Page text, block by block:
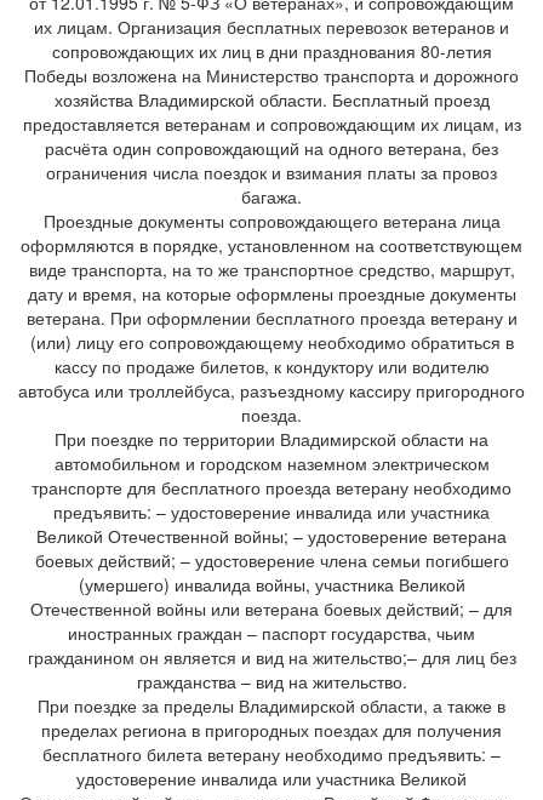
их лицам. Организация бесплатных перевозок ветеранов и
сопровождающих их лиц в дни празднования 80-летия
Победы возложена на Министерство транспорта и дорожного
хозяйства Владимирской области. Бесплатный проезд
предоставляется ветеранам и сопровождающим их лицам, из
расчёта один сопровождающий на одного ветерана, без
ограничения числа поездок и взимания платы за провоз
багажа.
Проездные документы сопровождающего ветерана лица
оформляются в порядке, установленном на соответствующем
виде транспорта, на то же транспортное средство, маршрут,
дату и время, на которые оформлены проездные документы
ветерана. При оформлении бесплатного проезда ветерану и
(или) лицу его сопровождающему необходимо обратиться в
кассу по продаже билетов, к кондуктору или водителю
автобуса или троллейбуса, разъездному кассиру пригородного
поезда.
При поездке по территории Владимирской области на
автомобильном и городском наземном электрическом
транспорте для бесплатного проезда ветерану необходимо
предъявить: – удостоверение инвалида или участника
Великой Отечественной войны; – удостоверение ветерана
боевых действий; – удостоверение члена семьи погибшего
(умершего) инвалида войны, участника Великой
Отечественной войны или ветерана боевых действий; – для
иностранных граждан – паспорт государства, чьим
гражданином он является и вид на жительство;– для лиц без
гражданства – вид на жительство.
При поездке за пределы Владимирской области, а также в
пределах региона в пригородных поездах для получения
бесплатного билета ветерану необходимо предъявить: –
удостоверение инвалида или участника Великой